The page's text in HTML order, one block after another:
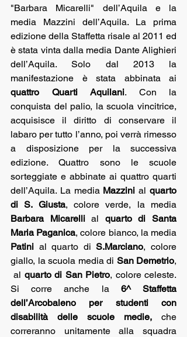
"Barbara Micarelli" dell’Aquila e la
media Mazzini dell’Aquila. La prima
edizione della Staffetta risale al 2011 ed
è stata vinta dalla media Dante Alighieri
dell’Aquila. Solo dal 2013 la
quattro Quarti Aquilani. Con la
conquista del palio, la scuola vincitrice,
acquisisce il diritto di conservare il
labaro per tutto l’anno, poi verrà rimesso
a disposizione per la successiva
edizione. Quattro sono le scuole
sorteggiate e abbinate ai quattro quarti
dell’Aquila. La media Mazzini al quarto
di S. Giusta
Barbara Micarelli al quarto di Santa
Maria Paganica
Patini al quarto di S.Marciano, colore
giallo, la scuola media di San Demetrio,
al quarto di San Pietro, colore celeste.
Si corre anche la 6^ Staffetta
dell’Arcobaleno per studenti con
disabilità delle scuole medie, che
correranno unitamente alla squadra